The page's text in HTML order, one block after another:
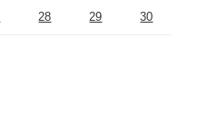
28 29 30